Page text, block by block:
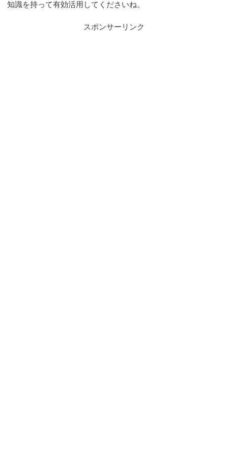
知識を持って有効活用してくださいね。
スポンサーリンク